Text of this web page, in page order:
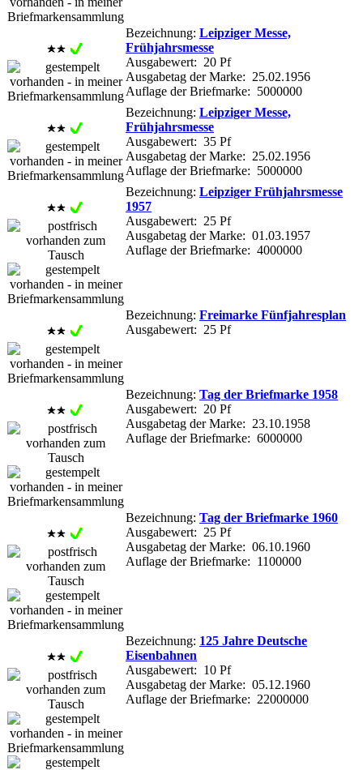
Bezeichnung: Leipziger Messe,
Frühjahrsmesse
Ausgabewert: 20 Pf
Ausgabetag der Marke: 25.02.1956
Auflage der Briefmarke: 5000000
Bezeichnung: Leipziger Messe,
Frühjahrsmesse
Ausgabewert: 35 Pf
Ausgabetag der Marke: 25.02.1956
Auflage der Briefmarke: 5000000
Bezeichnung: Leipziger Frühjahrsmesse
1957
Ausgabewert: 25 Pf
Ausgabetag der Marke: 01.03.1957
Auflage der Briefmarke: 4000000
Bezeichnung: Freimarke Fünfjahresplan
Ausgabewert: 25 Pf
Bezeichnung: Tag der Briefmarke 1958
Ausgabewert: 20 Pf
Ausgabetag der Marke: 23.10.1958
Auflage der Briefmarke: 6000000
Bezeichnung: Tag der Briefmarke 1960
Ausgabewert: 25 Pf
Ausgabetag der Marke: 06.10.1960
Auflage der Briefmarke: 1100000
Bezeichnung: 125 Jahre Deutsche
Eisenbahnen
Ausgabewert: 10 Pf
Ausgabetag der Marke: 05.12.1960
Auflage der Briefmarke: 22000000